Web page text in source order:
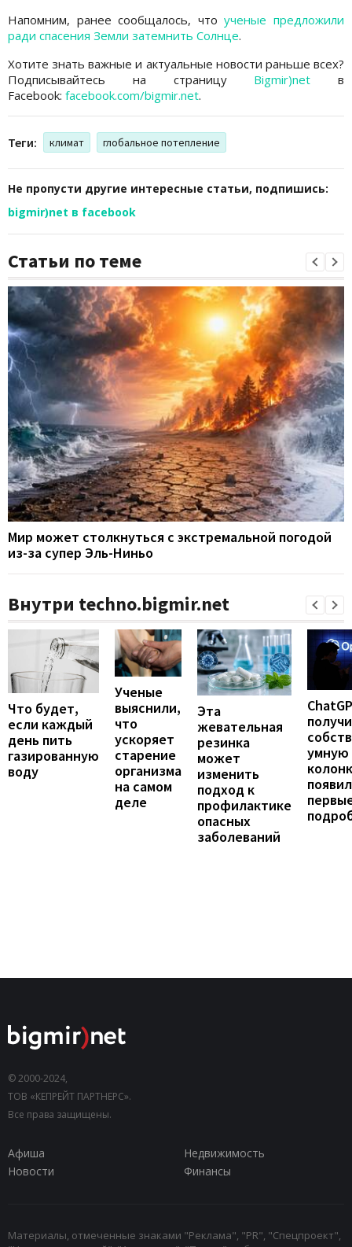
Напомним, ранее сообщалось, чтоученые предложили
ради спасения Земли затемнить Солнце.
Хотите знать важные и актуальные новости раньше всех?
Подписывайтесь на страницу Bigmir)net в
Facebook: facebook.com/bigmir.net.
Теги: климат глобальное потепление
Не пропусти другие интересные статьи, подпишись:
bigmir)net в facebook
Статьи по теме
Мир может столкнуться с экстремальной погодой
из-за супер Эль-Ниньо
Внутри techno.bigmir.net
Что будет,
если каждый
день пить
газированную
воду
Ученые
выяснили,
что
ускоряет
старение
организма
на самом
деле
Эта
жевательная
резинка
может
изменить
подход к
профилактике
опасных
заболеваний
умную
© 2000-2024,
ТОВ «КЕПРЕЙТ ПАРТНЕРС».
Все права защищены.
Афиша
Недвижимость
Новости
Финансы
Материалы, отмеченные знаками "Реклама", "PR", "Спецпроект",